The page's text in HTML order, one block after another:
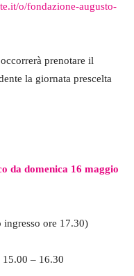
o/fondazione-augusto-
prenotare il
la giornata prescelta
da domenica 16 maggio
ingresso ore 17.30)
15.00 – 16.30